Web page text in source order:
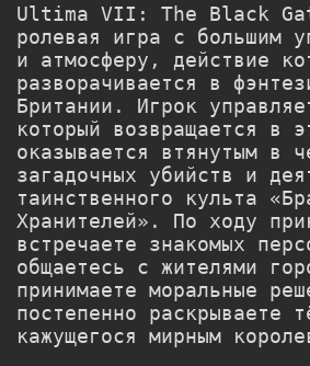
Ultima VII: The Black
ролевая игра с большим
и атмосферу, действие
разворачивается в
Британии. Игрок
который возвращается в
оказывается втянутым в
загадочных убийств и
таинственного культа
Хранителей». По ходу
встречаете знакомых
общаетесь с жителями
принимаете моральные
постепенно раскрываете
кажущегося мирным